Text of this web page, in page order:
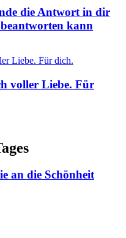
die Antwort in dir
kann
voller Liebe. Für
an die Schönheit